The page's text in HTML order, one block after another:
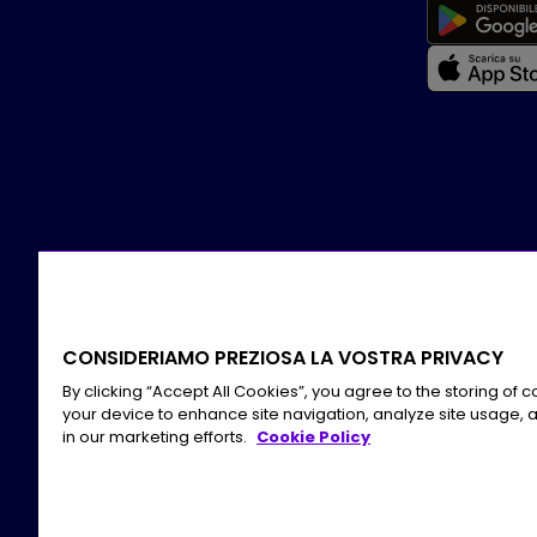
CONSIDERIAMO PREZIOSA LA VOSTRA PRIVACY
By clicking “Accept All Cookies”, you agree to the storing of
your device to enhance site navigation, analyze site usage,
in our marketing efforts. Cookie Policy